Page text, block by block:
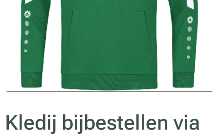
Kledij bijbestellen via